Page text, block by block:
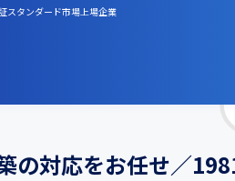
スタンダード市場上場企業
の対応をお任せ／